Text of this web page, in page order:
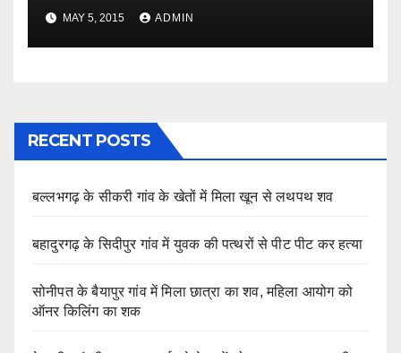
MAY 5, 2015 ADMIN
RECENT POSTS
बल्लभगढ़ के सीकरी गांव के खेतों में मिला खून से लथपथ शव
बहादुरगढ़ के सिदीपुर गांव में युवक की पत्थरों से पीट पीट कर हत्या
सोनीपत के बैयापुर गांव में मिला छात्रा का शव, महिला आयोग को
ऑनर किलिंग का शक